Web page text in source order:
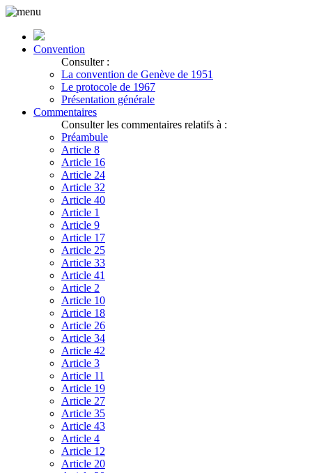
Convention
Consulter :
La convention de Genève de 1951
Le protocole de 1967
Présentation générale
Commentaires
Consulter les commentaires relatifs à :
Préambule
Article 8
Article 16
Article 24
Article 32
Article 40
Article 1
Article 9
Article 17
Article 25
Article 33
Article 41
Article 2
Article 10
Article 18
Article 26
Article 34
Article 42
Article 3
Article 11
Article 19
Article 27
Article 35
Article 43
Article 4
Article 12
Article 20